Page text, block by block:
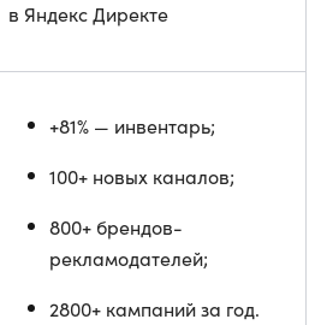
в Яндекс Директе
+81% — инвентарь;
100+ новых каналов;
800+ брендов-
рекламодателей;
2800+ кампаний за год.